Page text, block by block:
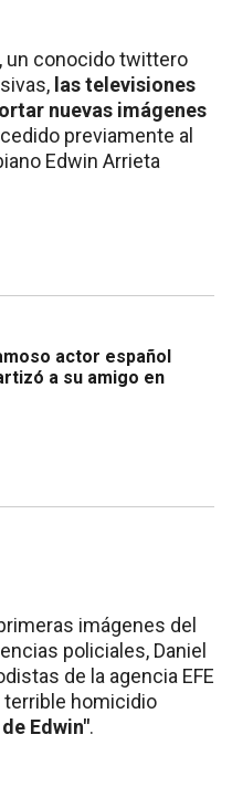
un conocido twittero
las televisiones
nuevas imágenes
previamente al
Edwin Arrieta
actor español
a su amigo en
imágenes del
policiales, Daniel
de la agencia EFE
terrible homicidio
Edwin".